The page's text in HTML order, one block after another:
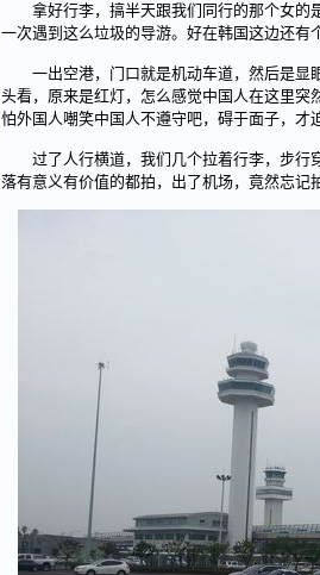
拿好行李，搞半天跟我们同行的那个女的
一次遇到这么垃圾的导游。好在韩国这边还有
一出空港，门口就是机动车道，然后是显
头看，原来是红灯，怎么感觉中国人在这里
怕外国人嘲笑中国人不遵守吧，碍于面子，
过了人行横道，我们几个拉着行李，步行
落有意义有价值的都拍，出了机场，竟然忘记